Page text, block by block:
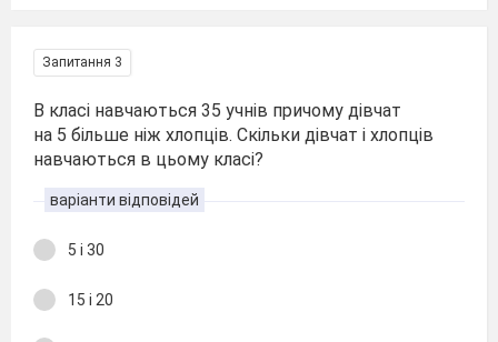
Запитання 3
В класі навчаються 35 учнів причому дівчат
на 5 більше ніж хлопців. Скільки дівчат і хлопців
навчаються в цьому класі?
варіанти відповідей
5 і 30
15 і 20